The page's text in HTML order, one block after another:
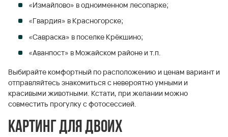
«Измайлово» в одноименном лесопарке;
«Гвардия» в Красногорске;
«Савраска» в поселке Крёкшино;
«Аванпост» в Можайском районе и т.п.
Выбирайте комфортный по расположению и ценам вариант и
отправляйтесь знакомиться с невероятно умными и
красивыми животными. Кстати, при желании можно
совместить прогулку с фотосессией.
Картинг для двоих